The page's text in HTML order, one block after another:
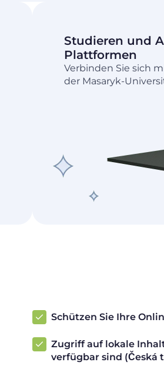
Studieren und
Plattformen
Verbinden Sie sich
der Masaryk-
Schützen Sie Ihre
Zugriff auf lokale
verfügbar sind (Česká